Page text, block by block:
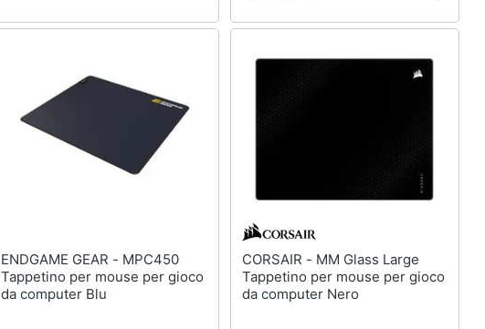
ENDGAME GEAR - MPC450
Tappetino per mouse per gioco
da computer Blu
CORSAIR - MM Glass Large
Tappetino per mouse per gioco
da computer Nero